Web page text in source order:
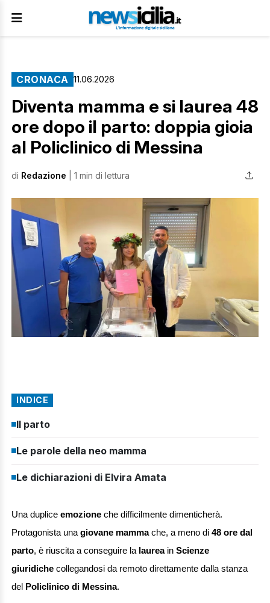
CRONACA 11.06.2026
Diventa mamma e si laurea 48
ore dopo il parto: doppia gioia
al Policlinico di Messina
di Redazione | 1 min di lettura
INDICE
Il parto
Le parole della neo mamma
Le dichiarazioni di Elvira Amata
Una duplice emozione che difficilmente dimenticherà.
Protagonista una giovane mammache, a meno di 48 ore dal
parto, è riuscita a conseguire la laurea in Scienze
giuridiche collegandosi da remoto direttamente dalla stanza
del
Policlinico di Messina.